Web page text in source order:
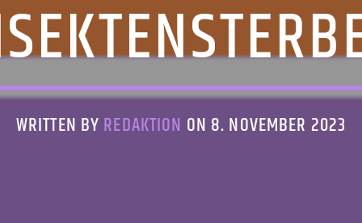
WRITTEN BY REDAKTION ON 8. NOVEMBER 2023